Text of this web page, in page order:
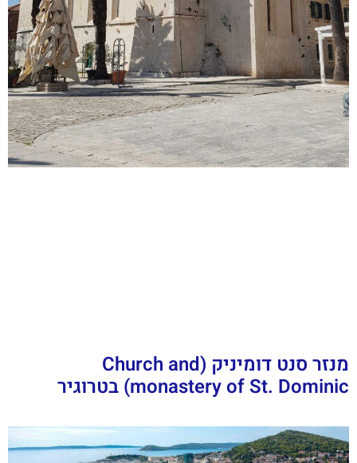
מנזר סנט דומיניק (Church and
monastery of St. Dominic) בטרוגיר